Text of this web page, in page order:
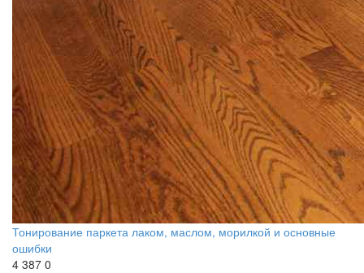
Тонирование паркета лаком, маслом, морилкой и основные
ошибки
4 387 0